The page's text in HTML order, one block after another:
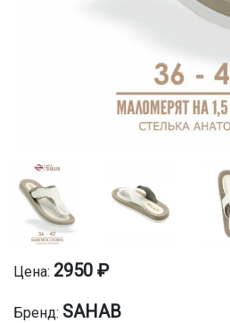
Цена: 2950 ₽
Бренд: SAHAB